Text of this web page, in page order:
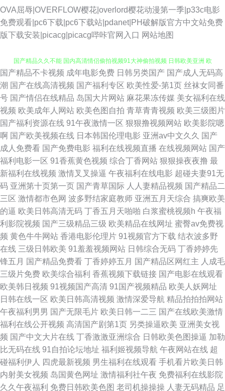
OVA屈辱|OVERFLOW樱花|overlord樱花动漫第一季|p33c电影
免费观看|pc6下载|pc6下载站|pdanet|PH破解版官方中文站免费
版下载安装|picacg|picacg哔咔官网入口 网站地图
性生活在线观看 精品jiuyi 91aV做 国产精品在线露脸自拍 性爱Av久草网站
国产精品久久不能 国内高清情侣偷拍视频91大神偷拍视频 日韩欧美亚洲 欧
美性交在线免费观看 美女网站h 狼人综合av 国产网站视频 成人午夜精品无
码区 成人福利在线视频 99成人黄色网址 91豆花 人妻系列123区 国产精品B
视频 亚洲自拍婷婷 四虎影音 欧美人成精品 日本淫网6 探花网站黄色美女网
站 最新欧美精品一区二区 偷拍在线网站一区二区 深夜电影 日韩欧美性爱网
欧美综合视频区 男人的天堂Av网 精品国产高清传媒 国产欧美日韩国产 草草
久久成人在线 97免费资源 91传媒视频传媒视频 日v韩在 wwwsss色播 中文
字幕av网址 网站久久|精品国产自在 久久成人超碰 在线观看免费小视频 四虎
色情 欧美日韩999 精品无码视频 国产视频在线播 AV人网 91世界看片永久
91jk丝袜 九一国产网站 传媒视频传媒 亚洲快播网 日韩中文字幕组 欧美A√超
清 久久99精品久久 国产久久伊人久久 成人电院小说 91老肥熟妇 日韩prin 黄
wwwww 综合欧美日韩 深夜成人福利视频 日本污www 麻豆天美mV 精品无
国产精品不卡视频 成年电影免费 日韩另类国产 国产成人无码高
潮 国产在线高清视频 国产福利专区 欧美性爱-第1页 丝袜女同番
号 国产情侣在线精品 岛国大片网站 麻花果冻传媒 美女福利在线
视频 欧美成年人网站 欧美色图自拍 青草青青视频 欧美三级图片
国产福利资源在线 91午夜激情一区 狠狠撸视频网站 欧美影院嗯
啊 国产欧美视频在线 日本韩国伦理电影 亚洲av中文久久 国产
成人免费看 国产免费电影 福利在线视频直播 在线视频网站 国产
福利电影一区 91香蕉黄色视频 综合丁香网站 狠狠操夜夜撸 最
新福利在线视频 激情叉叉操逼 午夜福利在线电影 超碰夫妻91无
码 亚洲第十页第一页 国产青草国际 人人妻精品视频 国产精品二
三区 激情都市色网 波多野结家庭教师 亚洲五月天综合 搞爽欧美
的逼 欧美日韩高清无码 丁香五月天啪啪 白浆蜜桃视频h 午夜福
利影院视频 国产三级精品三级 欧美精品在线网址 蜜臀av免费视
频 黄色牛牛网站 香港电影伦理片 91视频官方下载 结衣波多野
在线 三级日韩欧美 91羞羞视频网站 日韩综合无码 丁香婷婷先
锋五月 国产精品免费看 丁香婷婷五月 国产精品区网红主 人成毛
三级片免费 欧美综合福利 香蕉视频下载链接 国产电影在线观看
欧美韩日视频 91视频国产高清 91国产视频精品 欧美人妖网址
日韩在线一区 欧美日韩高清视频 激情深爱导航 精品拍拍拍网站
午夜福利男男 国产无限毛片 欧美日韩一二三 国产在线欧美激情
福利在线公开视频 高清国产剧第1页 另类操逼欧美 亚洲美女视
频 国产中文大片在线 丁香激激亚洲综合 日韩欧美色图操逼 加勒
比无码在线 91自拍论坛地址 福利姬视频导航 午夜网站在线 超
碰福利伊人
四虎最新视频 男生福利在线观看 手机看片欧美日韩
内射美女视频 岛国黄色网址 激情福利社午夜 免费福利在线影院
久久午夜福利 免费日韩欧美色图 老司机操操操 人妻无码精品 足